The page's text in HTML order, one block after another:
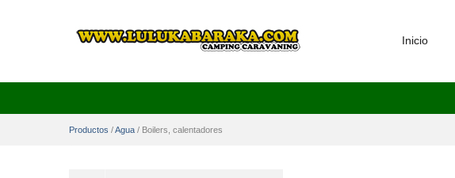
Inicio
Productos /Agua / Boilers, calentadores